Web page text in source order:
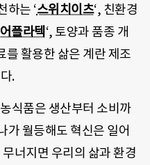
하는 ‘스위치이츠‘, 친환경
플라텍 ‘, 토양과 품종 개
를 활용한 삶은 계란 제조
.
식품은 생산부터 소비까
가 월등해도 혁신은 일어
너지면 우리의 삶과 환경